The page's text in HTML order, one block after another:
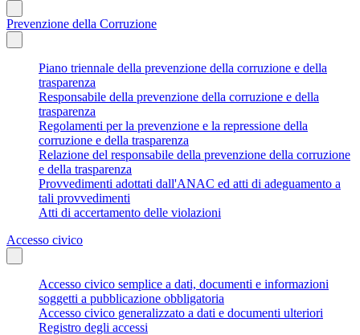
Prevenzione della Corruzione
Piano triennale della prevenzione della corruzione e della
trasparenza
Responsabile della prevenzione della corruzione e della
trasparenza
Regolamenti per la prevenzione e la repressione della
corruzione e della trasparenza
Relazione del responsabile della prevenzione della corruzione
e della trasparenza
Provvedimenti adottati dall'ANAC ed atti di adeguamento a
tali provvedimenti
Atti di accertamento delle violazioni
Accesso civico
Accesso civico semplice a dati, documenti e informazioni
soggetti a pubblicazione obbligatoria
Accesso civico generalizzato a dati e documenti ulteriori
Registro degli accessi